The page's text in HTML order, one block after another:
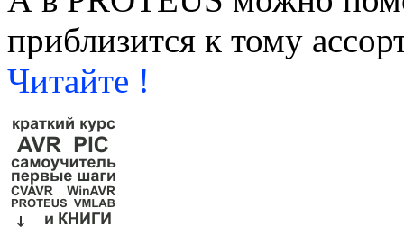
приблизится к тому
Читайте !